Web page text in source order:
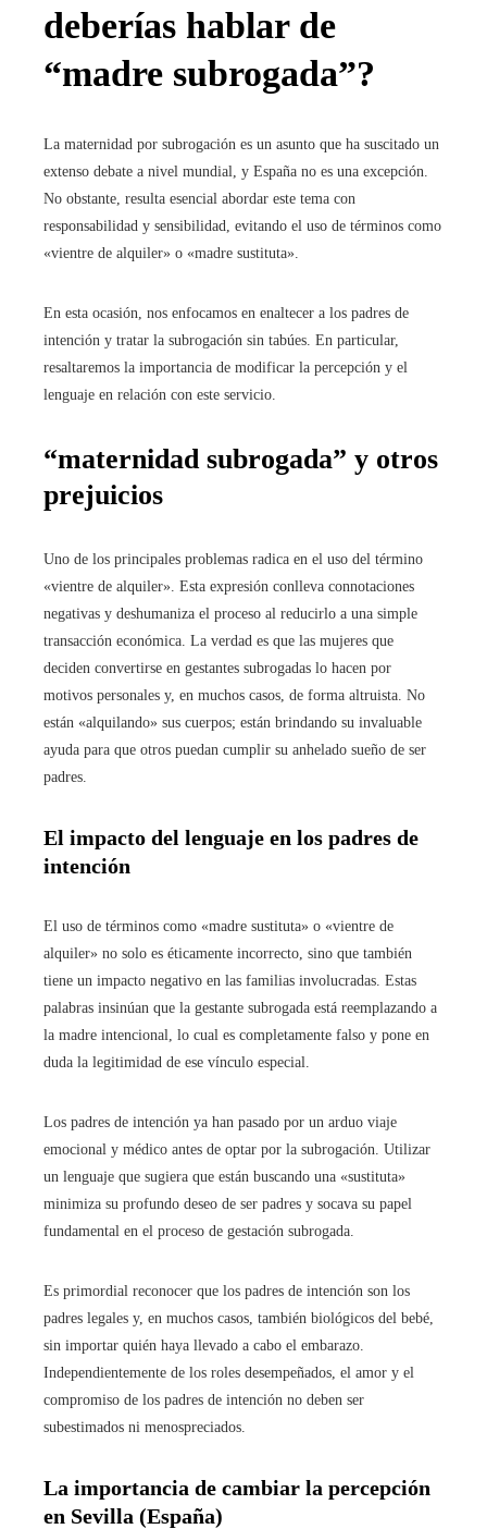
deberías hablar de
“madre subrogada”?
La maternidad por subrogación es un asunto que ha suscitado un
extenso debate a nivel mundial, y España no es una excepción.
No obstante, resulta esencial abordar este tema con
responsabilidad y sensibilidad, evitando el uso de términos como
«vientre de alquiler» o «madre sustituta».
En esta ocasión, nos enfocamos en enaltecer a los padres de
intención y tratar la subrogación sin tabúes. En particular,
resaltaremos la importancia de modificar la percepción y el
lenguaje en relación con este servicio.
“maternidad subrogada” y otros
prejuicios
Uno de los principales problemas radica en el uso del término
«vientre de alquiler». Esta expresión conlleva connotaciones
negativas y deshumaniza el proceso al reducirlo a una simple
transacción económica. La verdad es que las mujeres que
deciden convertirse en gestantes subrogadas lo hacen por
motivos personales y, en muchos casos, de forma altruista. No
están «alquilando» sus cuerpos; están brindando su invaluable
ayuda para que otros puedan cumplir su anhelado sueño de ser
padres.
El impacto del lenguaje en los padres de
intención
El uso de términos como «madre sustituta» o «vientre de
alquiler» no solo es éticamente incorrecto, sino que también
tiene un impacto negativo en las familias involucradas. Estas
palabras insinúan que la gestante subrogada está reemplazando a
la madre intencional, lo cual es completamente falso y pone en
duda la legitimidad de ese vínculo especial.
Los padres de intención ya han pasado por un arduo viaje
emocional y médico antes de optar por la subrogación. Utilizar
un lenguaje que sugiera que están buscando una «sustituta»
minimiza su profundo deseo de ser padres y socava su papel
fundamental en el proceso de gestación subrogada.
Es primordial reconocer que los padres de intención son los
padres legales y, en muchos casos, también biológicos del bebé,
sin importar quién haya llevado a cabo el embarazo.
Independientemente de los roles desempeñados, el amor y el
compromiso de los padres de intención no deben ser
subestimados ni menospreciados.
La importancia de cambiar la percepción
en Sevilla (España)